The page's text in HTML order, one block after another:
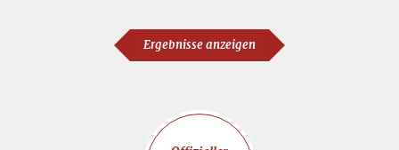
Ergebnisse anzeigen